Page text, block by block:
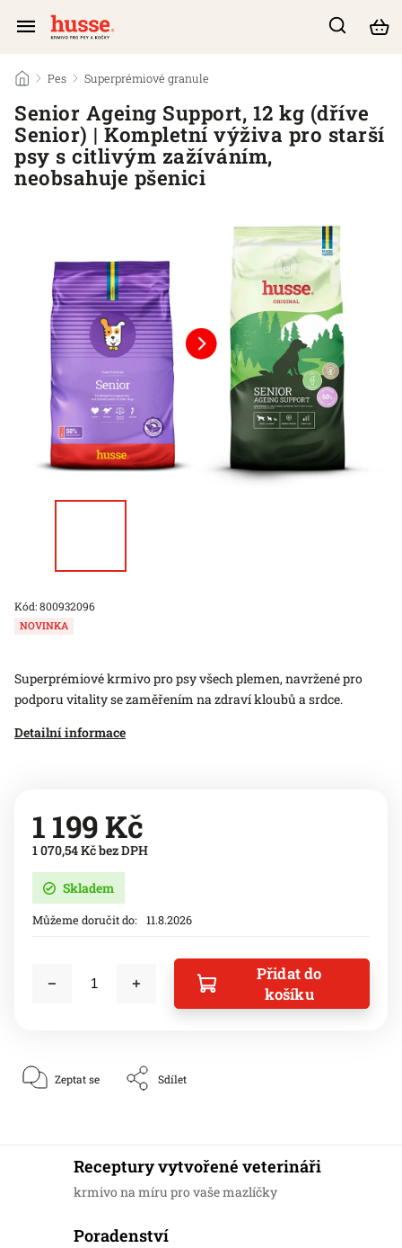
/ Pes / Superprémiové granule
Senior Ageing Support, 12 kg (dříve
Senior) | Kompletní výživa pro starší
psy s citlivým zažíváním,
neobsahuje pšenici
Kód:800932096
Superprémiové krmivo pro psy všech plemen, navržené pro
podporu vitality se zaměřením na zdraví kloubů a srdce.
Detailní informace
NOVINKA
1 199 Kč
1 070,54 Kč bez DPH
Skladem
Můžeme doručit do: 11.8.2026
Přidat do
košíku
Zeptat se Sdílet
Receptury vytvořené veterináři
krmivo na míru pro vaše mazlíčky
Poradenství